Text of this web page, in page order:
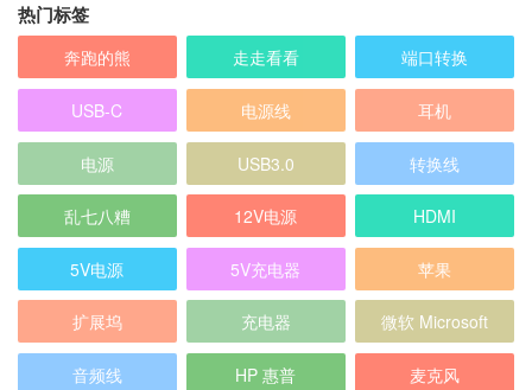
热门标签
奔跑的熊 走走看看 端口转换
USB-C 电源线 耳机
电源 USB3.0 转换线
乱七八糟 12V电源 HDMI
5V电源 5V充电器 苹果
扩展坞 充电器 微软 Microsoft
音频线 HP 惠普 麦克风